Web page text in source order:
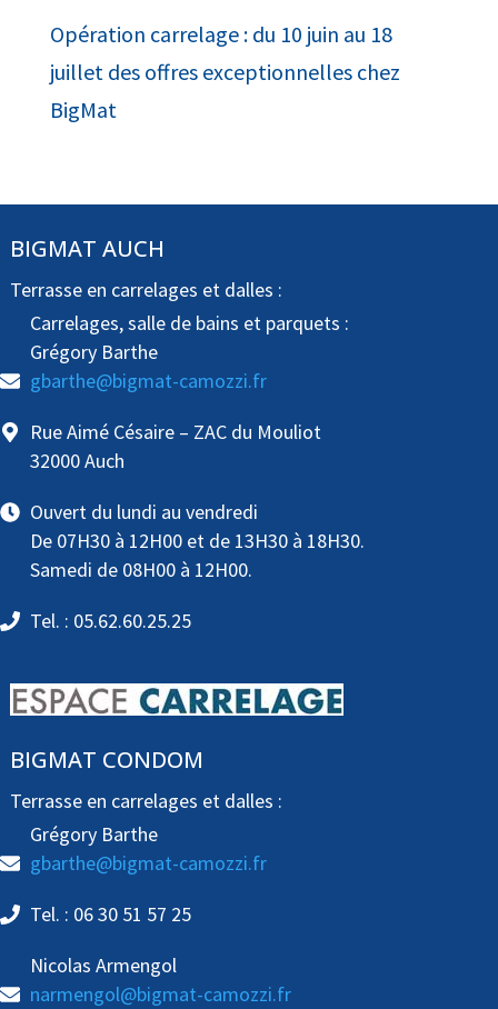
Opération carrelage : du 10 juin au 18
juillet des offres exceptionnelles chez
BigMat
BIGMAT AUCH
Terrasse en carrelages et dalles :
Carrelages, salle de bains et parquets :
Grégory Barthe
gbarthe@bigmat-camozzi.fr
Rue Aimé Césaire – ZAC du Mouliot
32000 Auch
Ouvert du lundi au vendredi
De 07H30 à 12H00 et de 13H30 à 18H30.
Samedi de 08H00 à 12H00.
Tel. : 05.62.60.25.25
BIGMAT CONDOM
Terrasse en carrelages et dalles :
Grégory Barthe
gbarthe@bigmat-camozzi.fr
Tel. : 06 30 51 57 25
Nicolas Armengol
narmengol@bigmat-camozzi.fr